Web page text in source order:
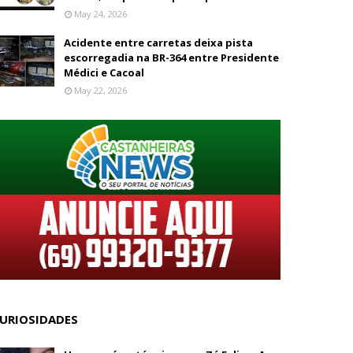
May 24, 2026
Acidente entre carretas deixa pista
escorregadia na BR-364 entre Presidente
Médici e Cacoal
May 22, 2026